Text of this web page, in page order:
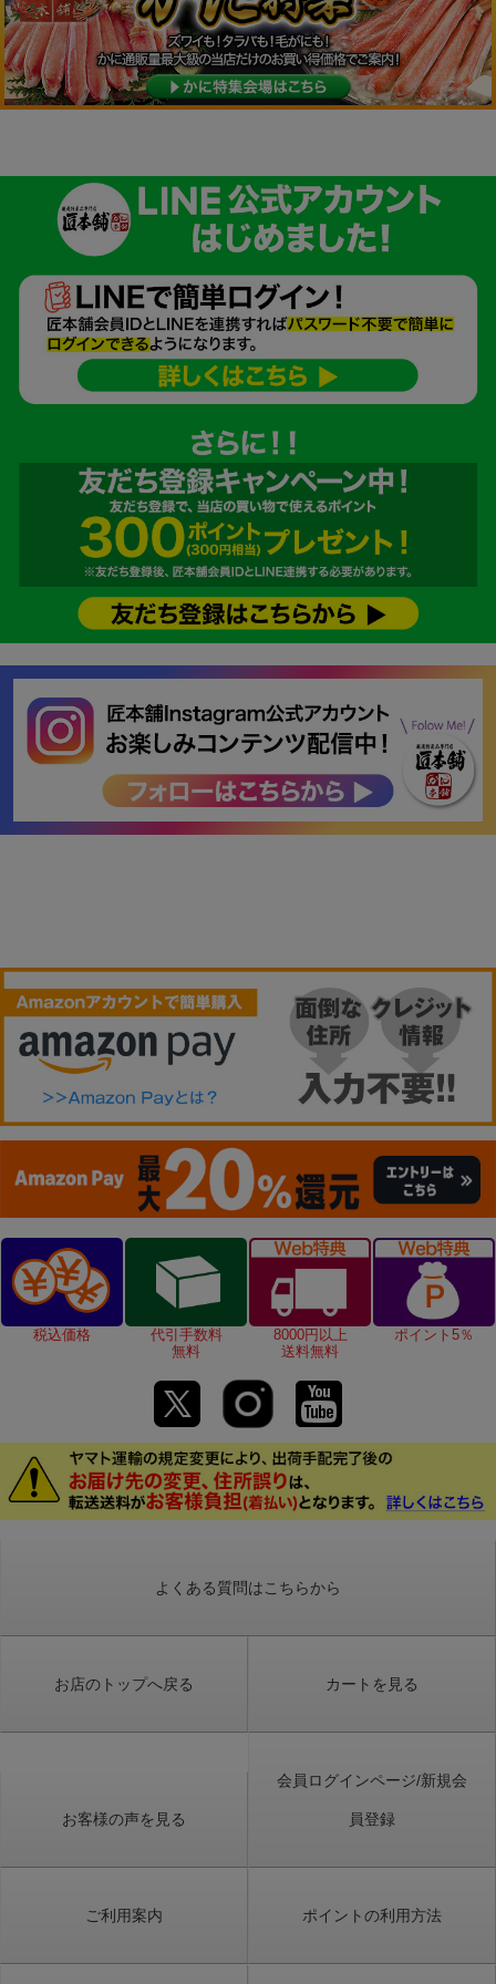
税込価格
代引手数料
無料
8000円以上
送料無料
ポイント5％
よくある質問はこちらから
お店のトップへ戻る カートを見る
お客様の声を見る
会員ログインページ/新規会
員登録
ご利用案内 ポイントの利用方法